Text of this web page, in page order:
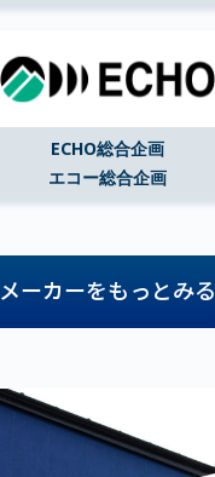
ECHO総合企画
エコー総合企画
メーカーをもっとみる